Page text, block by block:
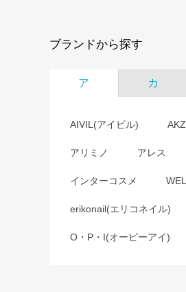
ブランドから探す
ア カ
AIVIL(アイビル)
アリミノ アレス
インターコスメ
erikonail(エリコネイル)
O・P・I(オーピーアイ)